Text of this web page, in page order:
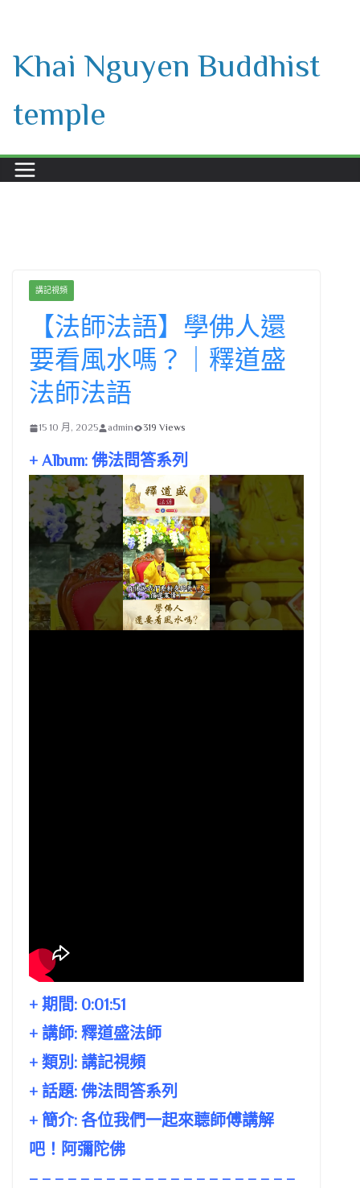
content
Khai Nguyen Buddhist
temple
講記視頻
【法師法語】學佛人還
要看風水嗎？｜釋道盛
法師法語
15 10 月, 2025 admin 319 Views
+ Album: 佛法問答系列
+ 期間: 0:01:51
+ 講師: 釋道盛法師
+ 類別: 講記視頻
+ 話題: 佛法問答系列
+ 簡介: 各位我們一起來聼師傅講解
吧！阿彌陀佛
– – – – – – – – – – – – – – – – – – – – –